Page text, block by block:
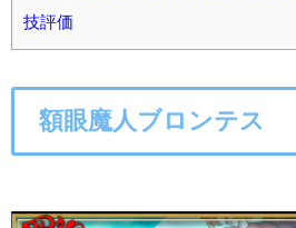
技評価
額眼魔人ブロンテス